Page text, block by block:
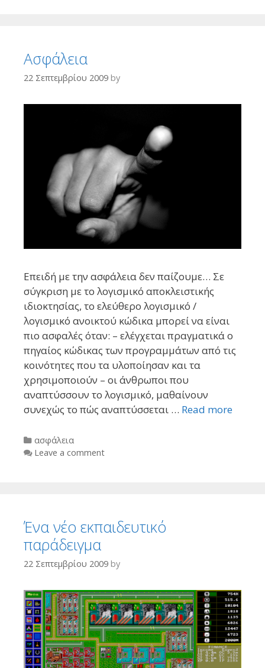
Ασφάλεια
22 Σεπτεμβρίου 2009 by
Επειδή με την ασφάλεια δεν παίζουμε… Σε
σύγκριση με το λογισμικό αποκλειστικής
ιδιοκτησίας, το ελεύθερο λογισμικό /
λογισμικό ανοικτού κώδικα μπορεί να είναι
πιο ασφαλές όταν: – ελέγχεται πραγματικά ο
πηγαίος κώδικας των προγραμμάτων από τις
κοινότητες που τα υλοποίησαν και τα
χρησιμοποιούν – οι άνθρωποι που
αναπτύσσουν το λογισμικό, μαθαίνουν
συνεχώς το πώς αναπτύσσεται … Read more
Categories
ασφάλεια
Leave a comment
Ένα νέο εκπαιδευτικό
παράδειγμα
22 Σεπτεμβρίου 2009 by